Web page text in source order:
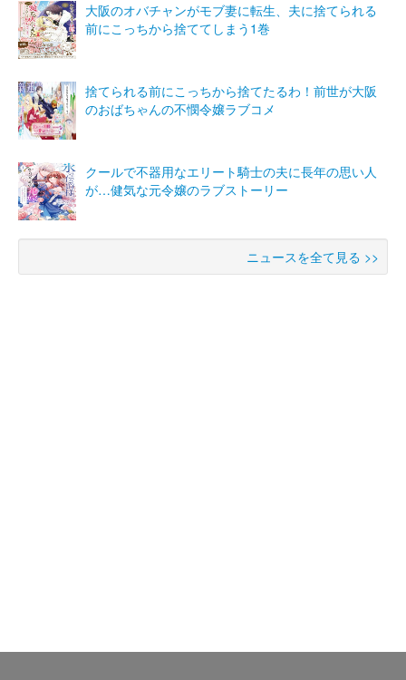
大阪のオバチャンがモブ妻に転生、夫に捨てられる
前にこっちから捨ててしまう1巻
捨てられる前にこっちから捨てたるわ！前世が大阪
のおばちゃんの不憫令嬢ラブコメ
クールで不器用なエリート騎士の夫に長年の思い人
が…健気な元令嬢のラブストーリー
ニュースを全て見る >>